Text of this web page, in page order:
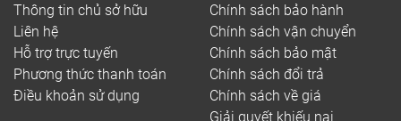
Thông tin chủ sở hữu
Liên hệ
Hỗ trợ trực tuyến
Phương thức thanh toán
Điều khoản sử dụng
Chính sách bảo hành
Chính sách vận chuyển
Chính sách bảo mật
Chính sách đổi trả
Chính sách về giá
Giải quyết khiếu nại